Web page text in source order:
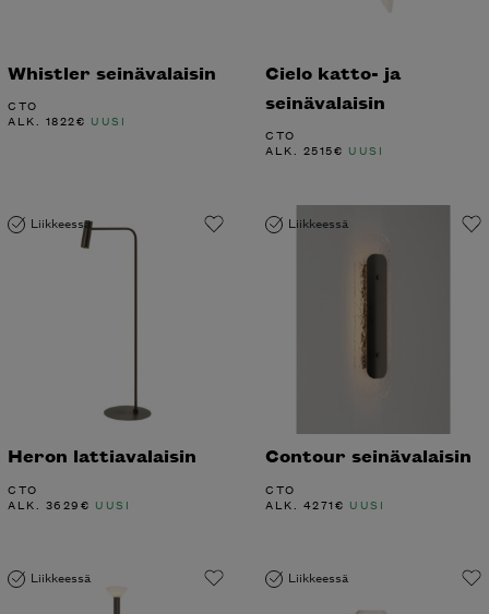
Whistler seinävalaisin
CTO
ALK. 1822€ UUSI
Cielo katto- ja
seinävalaisin
CTO
ALK. 2515€ UUSI
Liikkeessä
Heron lattiavalaisin
CTO
ALK. 3629€ UUSI
Liikkeessä
Contour seinävalaisin
CTO
ALK. 4271€ UUSI
Liikkeessä Liikkeessä